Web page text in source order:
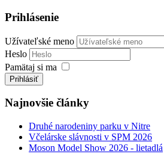
Prihlásenie
Užívateľské meno
Heslo
Pamätaj si ma
Prihlásiť
Najnovšie články
Druhé narodeniny parku v Nitre
Včelárske slávnosti v SPM 2026
Moson Model Show 2026 - lietadlá